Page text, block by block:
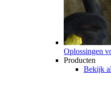
Oplossingen
Producten
Bekijk